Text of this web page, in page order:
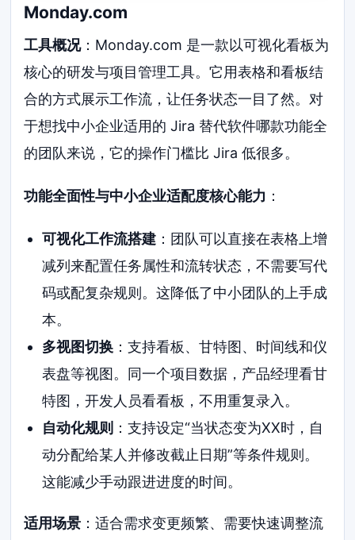
Monday.com
工具概况：Monday.com 是一款以可视化看板为
核心的研发与项目管理工具。它用表格和看板结
合的方式展示工作流，让任务状态一目了然。对
于想找中小企业适用的 Jira 替代软件哪款功能全
的团队来说，它的操作门槛比 Jira 低很多。
功能全面性与中小企业适配度核心能力 ：
可视化工作流搭建：团队可以直接在表格上增
减列来配置任务属性和流转状态，不需要写代
码或配复杂规则。这降低了中小团队的上手成
本。
多视图切换：支持看板、甘特图、时间线和仪
表盘等视图。同一个项目数据，产品经理看甘
特图，开发人员看看板，不用重复录入。
自动化规则 ：支持设定“当状态变为XX时，自
动分配给某人并修改截止日期”等条件规则。
这能减少手动跟进进度的时间。
适用场景 ：适合需求变更频繁、需要快速调整流